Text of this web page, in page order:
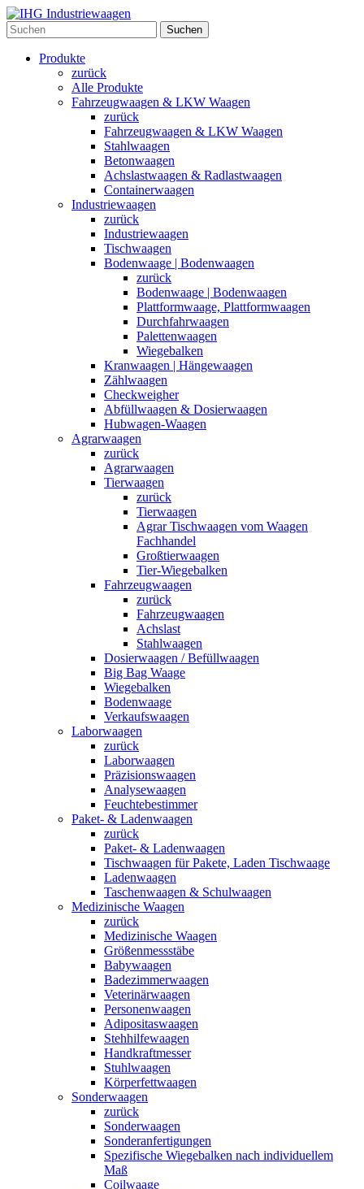
Suchen
Produkte
zurück
Alle Produkte
Fahrzeugwaagen & LKW Waagen
zurück
Fahrzeugwaagen & LKW Waagen
Stahlwaagen
Betonwaagen
Achslastwaagen & Radlastwaagen
Containerwaagen
Industriewaagen
zurück
Industriewaagen
Tischwaagen
Bodenwaage | Bodenwaagen
zurück
Bodenwaage | Bodenwaagen
Plattformwaage, Plattformwaagen
Durchfahrwaagen
Palettenwaagen
Wiegebalken
Kranwaagen | Hängewaagen
Zählwaagen
Checkweigher
Abfüllwaagen & Dosierwaagen
Hubwagen-Waagen
Agrarwaagen
zurück
Agrarwaagen
Tierwaagen
zurück
Tierwaagen
Agrar Tischwaagen vom Waagen
Fachhandel
Großtierwaagen
Tier-Wiegebalken
Fahrzeugwaagen
zurück
Fahrzeugwaagen
Achslast
Stahlwaagen
Dosierwaagen / Befüllwaagen
Big Bag Waage
Wiegebalken
Bodenwaage
Verkaufswaagen
Laborwaagen
zurück
Laborwaagen
Präzisionswaagen
Analysewaagen
Feuchtebestimmer
Paket- & Ladenwaagen
zurück
Paket- & Ladenwaagen
Tischwaagen für Pakete, Laden Tischwaage
Ladenwaagen
Taschenwaagen & Schulwaagen
Medizinische Waagen
zurück
Medizinische Waagen
Größenmessstäbe
Babywaagen
Badezimmerwaagen
Veterinärwaagen
Personenwaagen
Adipositaswaagen
Stehhilfewaagen
Handkraftmesser
Stuhlwaagen
Körperfettwaagen
Sonderwaagen
zurück
Sonderwaagen
Sonderanfertigungen
Spezifische Wiegebalken nach individuellem
Maß
Coilwaage